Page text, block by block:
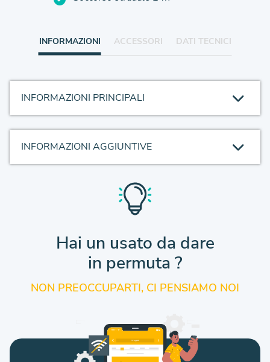
INFORMAZIONI ACCESSORI DATI TECNICI
INFORMAZIONI PRINCIPALI
INFORMAZIONI AGGIUNTIVE
Hai un usato da dare
in permuta ?
NON PREOCCUPARTI, CI PENSIAMO NOI